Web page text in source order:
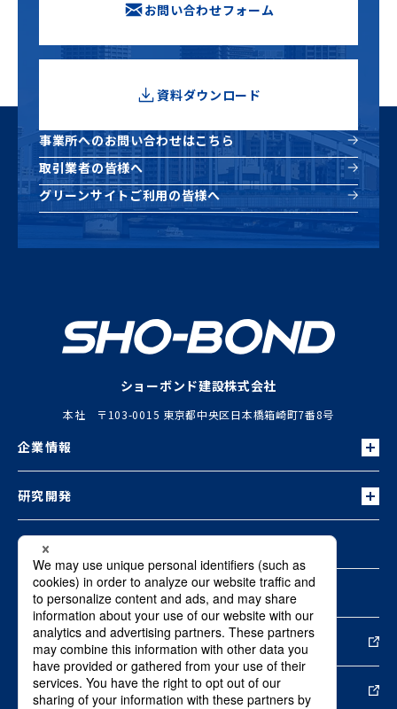
お問い合わせフォーム
資料ダウンロード
新しいウィンドウで開きます
事業所へのお問い合わせはこちら
取引業者の皆様へ
グリーンサイトご利用の皆様へ
ショーボンド建設株式会社
本社 〒103-0015 東京都中央区日本橋箱崎町7番8号
企業情報
研究開発
お知らせ
お問い合わせ
資料ダウンロード新しいウィンドウで開きます
採用情報新しいウィンドウで開きます